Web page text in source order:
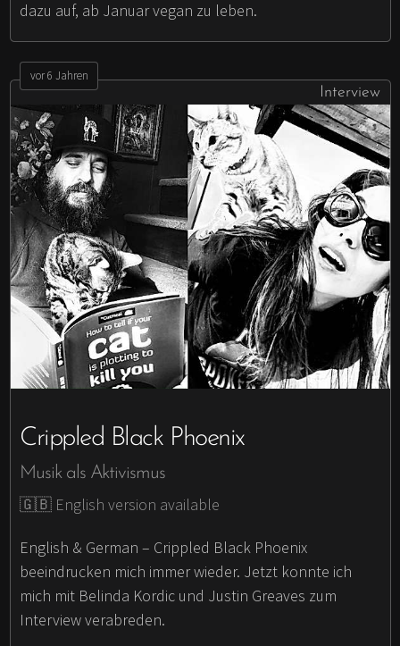
dazu auf, ab Januar vegan zu leben.
vor 6 Jahren
Interview
Crippled Black Phoenix
Musik als Aktivismus
🇬🇧 English version available
English & German – Crippled Black Phoenix
beeindrucken mich immer wieder. Jetzt konnte ich
mich mit Belinda Kordic und Justin Greaves zum
Interview verabreden.